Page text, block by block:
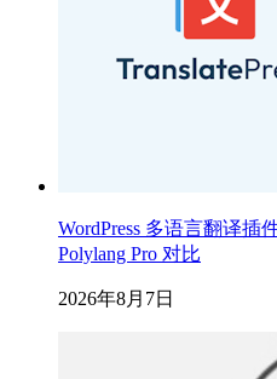
WordPress 多语言翻译插
Polylang Pro 对比
2026年8月7日